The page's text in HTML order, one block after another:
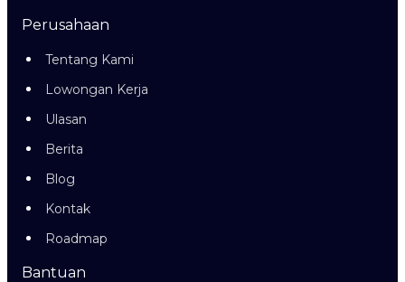
Perusahaan
Tentang Kami
Lowongan Kerja
Ulasan
Berita
Blog
Kontak
Roadmap
Bantuan